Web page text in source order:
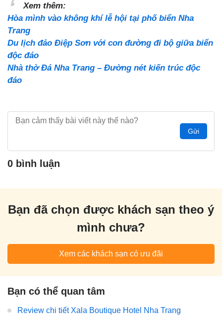
Xem thêm:
Hòa mình vào không khí lễ hội tại phố biển Nha
Trang
Du lịch đảo Điệp Sơn với con đường đi bộ giữa biển
độc đáo
Nhà thờ Đá Nha Trang – Đường nét kiến trúc độc
đáo
Gửi
0 bình luận
Bạn đã chọn được khách sạn theo ý
mình chưa?
Xem các khách sạn có ưu đãi
Bạn có thể quan tâm
Review chi tiết Xala Boutique Hotel Nha Trang